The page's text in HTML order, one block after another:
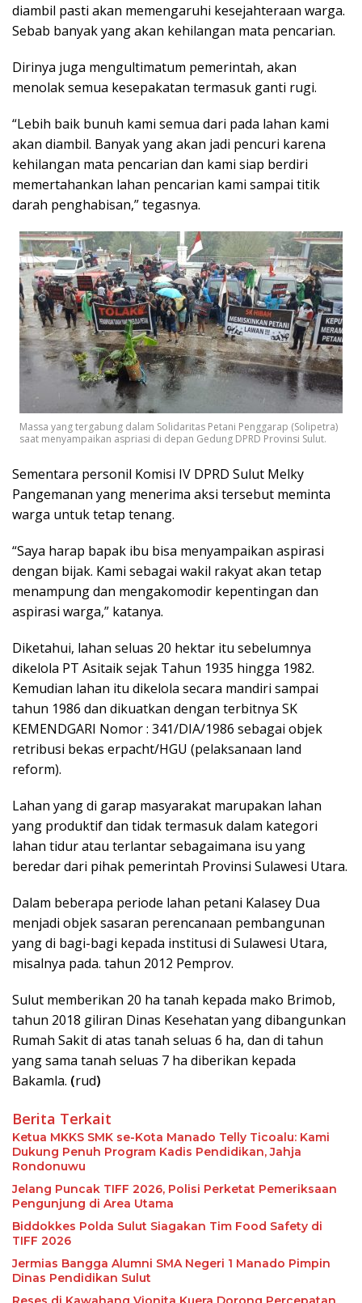
diambil pasti akan memengaruhi kesejahteraan warga.
Sebab banyak yang akan kehilangan mata pencarian.
Dirinya juga mengultimatum pemerintah, akan
menolak semua kesepakatan termasuk ganti rugi.
“Lebih baik bunuh kami semua dari pada lahan kami
akan diambil. Banyak yang akan jadi pencuri karena
kehilangan mata pencarian dan kami siap berdiri
memertahankan lahan pencarian kami sampai titik
darah penghabisan,” tegasnya.
Massa yang tergabung dalam Solidaritas Petani Penggarap (Solipetra)
saat menyampaikan aspriasi di depan Gedung DPRD Provinsi Sulut.
Sementara personil Komisi IV DPRD Sulut Melky
Pangemanan yang menerima aksi tersebut meminta
warga untuk tetap tenang.
“Saya harap bapak ibu bisa menyampaikan aspirasi
dengan bijak. Kami sebagai wakil rakyat akan tetap
menampung dan mengakomodir kepentingan dan
aspirasi warga,” katanya.
Diketahui, lahan seluas 20 hektar itu sebelumnya
dikelola PT Asitaik sejak Tahun 1935 hingga 1982.
Kemudian lahan itu dikelola secara mandiri sampai
tahun 1986 dan dikuatkan dengan terbitnya SK
KEMENDGARI Nomor : 341/DIA/1986 sebagai objek
retribusi bekas erpacht/HGU (pelaksanaan land
reform).
Lahan yang di garap masyarakat marupakan lahan
yang produktif dan tidak termasuk dalam kategori
lahan tidur atau terlantar sebagaimana isu yang
beredar dari pihak pemerintah Provinsi Sulawesi Utara.
Dalam beberapa periode lahan petani Kalasey Dua
menjadi objek sasaran perencanaan pembangunan
yang di bagi-bagi kepada institusi di Sulawesi Utara,
misalnya pada. tahun 2012 Pemprov.
Sulut memberikan 20 ha tanah kepada mako Brimob,
tahun 2018 giliran Dinas Kesehatan yang dibangunkan
Rumah Sakit di atas tanah seluas 6 ha, dan di tahun
yang sama tanah seluas 7 ha diberikan kepada
Bakamla. (rud)
Berita Terkait
Ketua MKKS SMK se-Kota Manado Telly Ticoalu: Kami
Dukung Penuh Program Kadis Pendidikan, Jahja
Rondonuwu
Jelang Puncak TIFF 2026, Polisi Perketat Pemeriksaan
Pengunjung di Area Utama
Biddokkes Polda Sulut Siagakan Tim Food Safety di
TIFF 2026
Jermias Bangga Alumni SMA Negeri 1 Manado Pimpin
Dinas Pendidikan Sulut